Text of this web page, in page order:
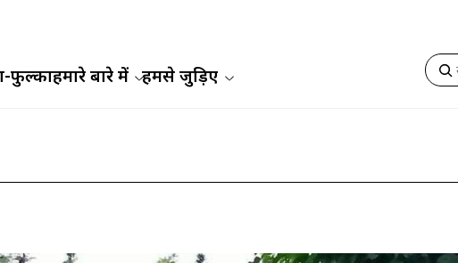
फुल्काहमारे बारे में हमसे जुड़िए